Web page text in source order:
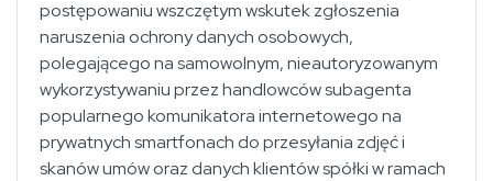
postępowaniu wszczętym wskutek zgłoszenia
naruszenia ochrony danych osobowych,
polegającego na samowolnym, nieautoryzowanym
wykorzystywaniu przez handlowców subagenta
popularnego komunikatora internetowego na
prywatnych smartfonach do przesyłania zdjęć i
skanów umów oraz danych klientów spółki w ramach